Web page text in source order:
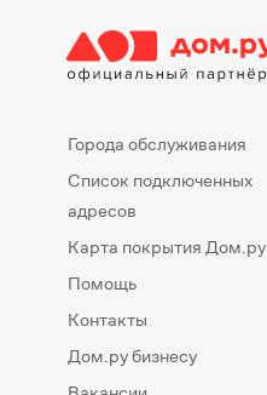
Города обслуживания
Список подключенных
адресов
Карта покрытия Дом.ру
Помощь
Контакты
Дом.ру бизнесу